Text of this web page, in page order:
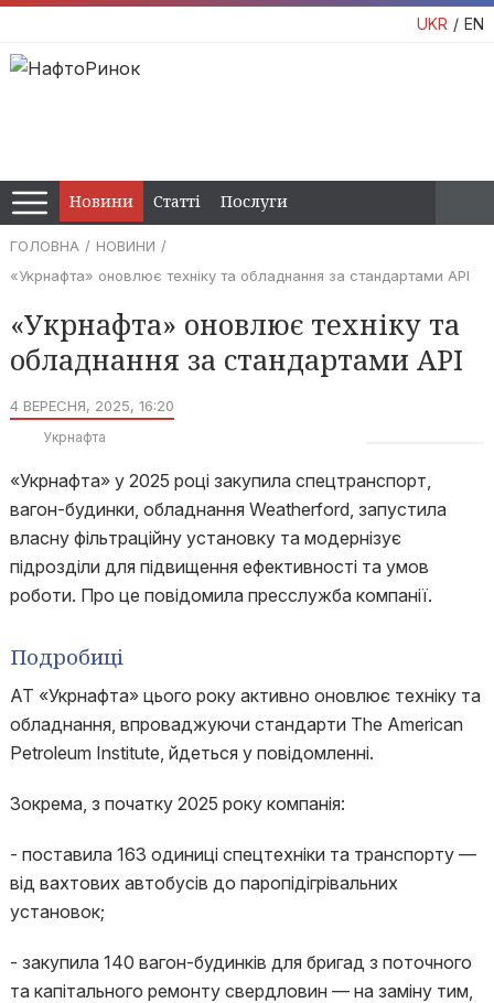
UKR EN
Новини Статті Послуги
ГОЛОВНА
НОВИНИ
«Укрнафта» оновлює техніку та обладнання за стандартами API
«Укрнафта» оновлює техніку та
обладнання за стандартами API
4 ВЕРЕСНЯ, 2025, 16:20
Укрнафта
«Укрнафта» у 2025 році закупила спецтранспорт,
вагон-будинки, обладнання Weatherford, запустила
власну фільтраційну установку та модернізує
підрозділи для підвищення ефективності та умов
роботи. Про це повідомила пресслужба компанії.
Подробиці
АТ «Укрнафта» цього року активно оновлює техніку та
обладнання, впроваджуючи стандарти The American
Petroleum Institute, йдеться у повідомленні.
Зокрема, з початку 2025 року компанія:
- поставила 163 одиниці спецтехніки та транспорту —
від вахтових автобусів до паропідігрівальних
установок;
- закупила 140 вагон-будинків для бригад з поточного
та капітального ремонту свердловин — на заміну тим,